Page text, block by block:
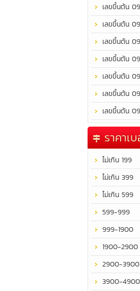
เลขขึ้นต้น
เลขขึ้นต้น
เลขขึ้นต้น
เลขขึ้นต้น
เลขขึ้นต้น
เลขขึ้นต้น
เลขขึ้นต้น
ราคาเ
ไม่เกิน 199
ไม่เกิน 399
ไม่เกิน 599
599-999
999-1900
1900-2900
2900-3900
3900-4900